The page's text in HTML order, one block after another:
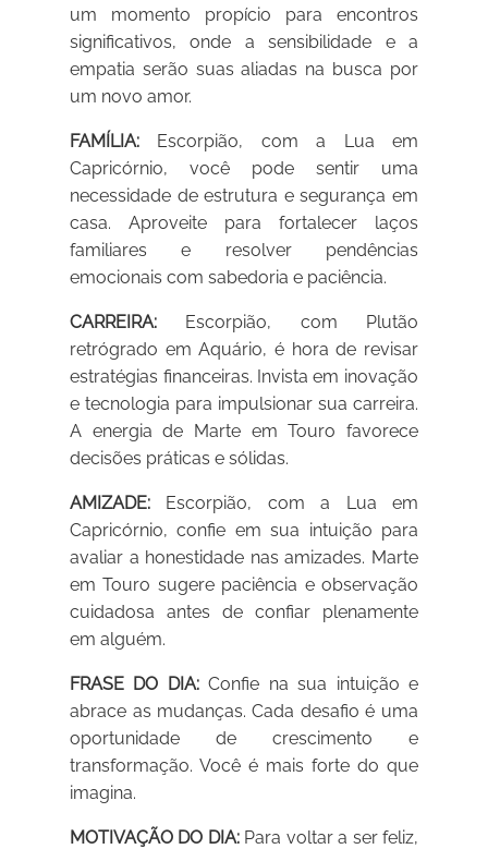
um momento propício para encontros
significativos, onde a sensibilidade e a
empatia serão suas aliadas na busca por
um novo amor.
FAMÍLIA: Escorpião, com a Lua em
Capricórnio, você pode sentir uma
necessidade de estrutura e segurança em
casa. Aproveite para fortalecer laços
familiares e resolver pendências
emocionais com sabedoria e paciência.
CARREIRA: Escorpião, com Plutão
retrógrado em Aquário, é hora de revisar
estratégias financeiras. Invista em inovação
e tecnologia para impulsionar sua carreira.
A energia de Marte em Touro favorece
decisões práticas e sólidas.
AMIZADE: Escorpião, com a Lua em
Capricórnio, confie em sua intuição para
avaliar a honestidade nas amizades. Marte
em Touro sugere paciência e observação
cuidadosa antes de confiar plenamente
em alguém.
FRASE DO DIA:Confie na sua intuição e
abrace as mudanças. Cada desafio é uma
oportunidade de crescimento e
transformação. Você é mais forte do que
imagina.
MOTIVAÇÃO DO DIA:Para voltar a ser feliz,